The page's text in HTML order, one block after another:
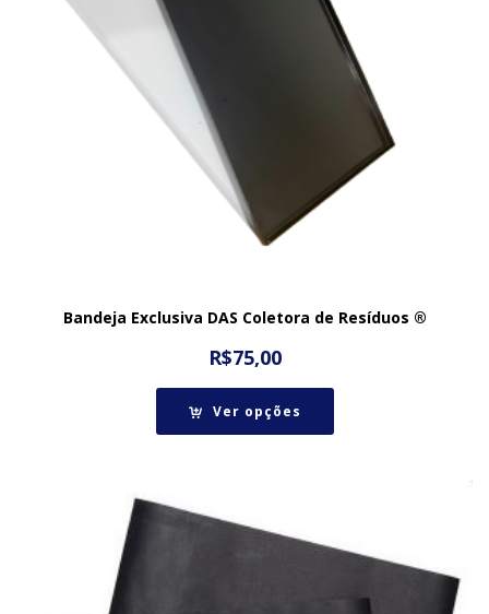
Bandeja Exclusiva DAS Coletora de Resíduos ®
R$75,00
Ver opções